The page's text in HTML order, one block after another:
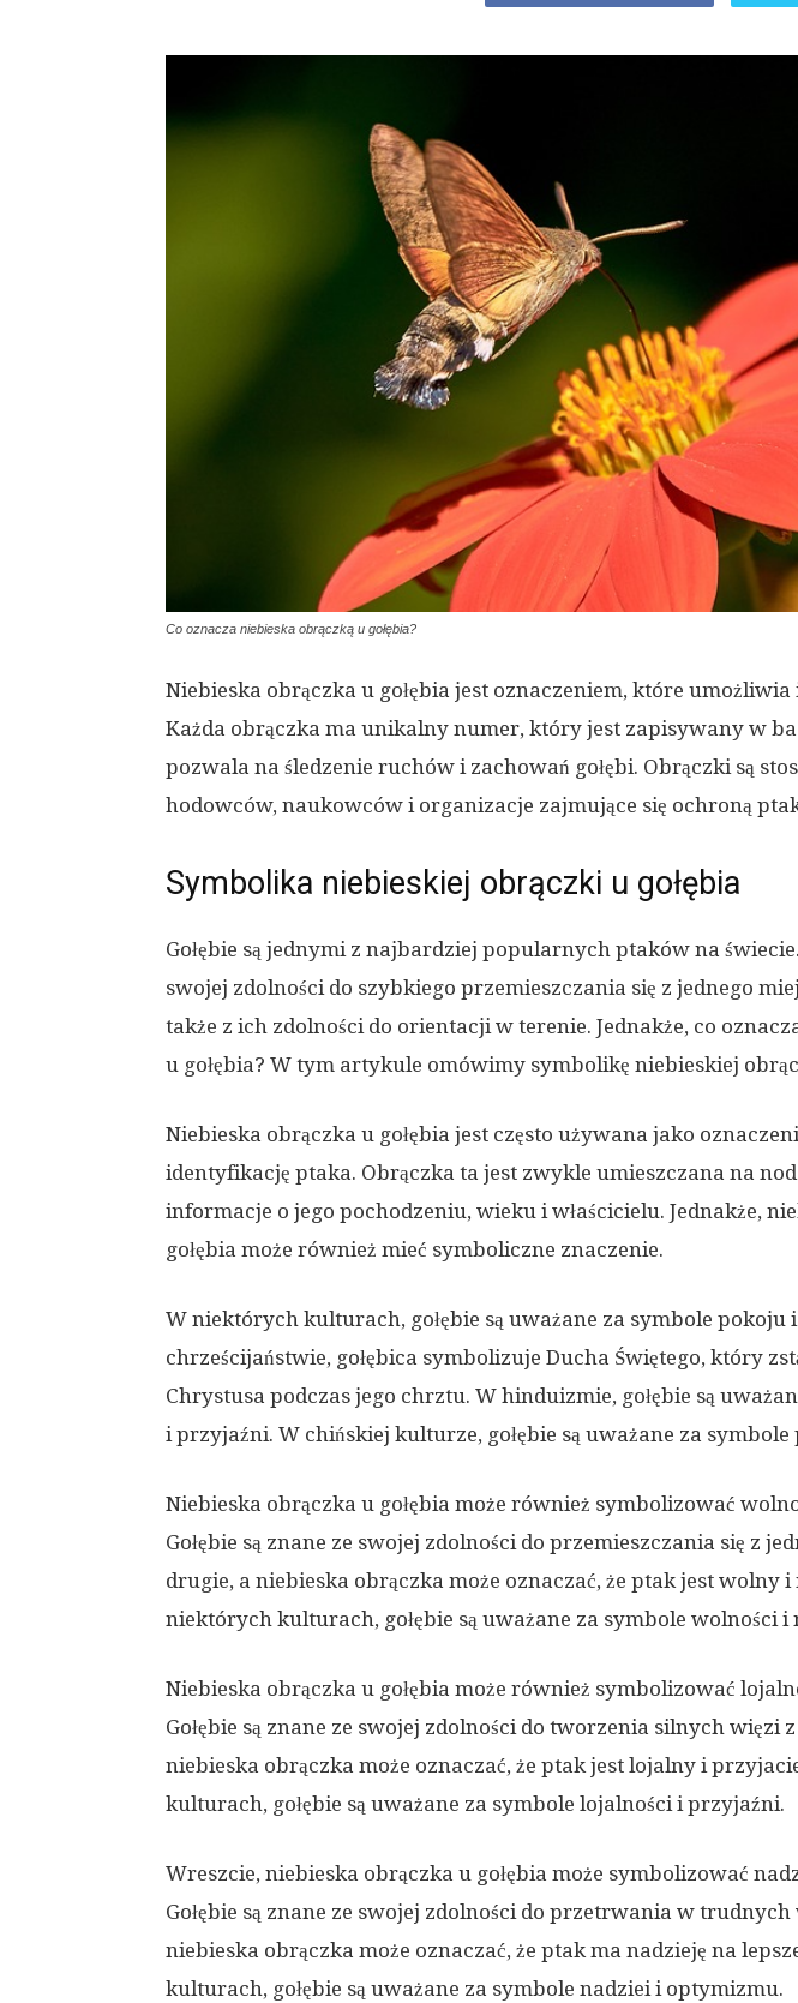
Co oznacza niebieska obrączką u gołębia?
Niebieska obrączka u gołębia jest oznaczeniem, które
Każda obrączka ma unikalny numer, który jest zapisywany w
pozwala na śledzenie ruchów i zachowań gołębi. Obrączki są
hodowców, naukowców i organizacje zajmujące się ochroną
Symbolika niebieskiej obrączki u gołębia
Gołębie są jednymi z najbardziej popularnych ptaków na
swojej zdolności do szybkiego przemieszczania się z jednego
także z ich zdolności do orientacji w terenie. Jednakże, co
u gołębia? W tym artykule omówimy symbolikę niebieskiej
Niebieska obrączka u gołębia jest często używana jako
identyfikację ptaka. Obrączka ta jest zwykle umieszczana na
informacje o jego pochodzeniu, wieku i właścicielu. Jednakże,
gołębia może również mieć symboliczne znaczenie.
W niektórych kulturach, gołębie są uważane za symbole pokoju i
chrześcijaństwie, gołębica symbolizuje Ducha Świętego, który
Chrystusa podczas jego chrztu. W hinduizmie, gołębie są
i przyjaźni. W chińskiej kulturze, gołębie są uważane za
Niebieska obrączka u gołębia może również symbolizować
Gołębie są znane ze swojej zdolności do przemieszczania się z
drugie, a niebieska obrączka może oznaczać, że ptak jest wolny i
niektórych kulturach, gołębie są uważane za symbole wolności i
Niebieska obrączka u gołębia może również symbolizować
Gołębie są znane ze swojej zdolności do tworzenia silnych więzi
niebieska obrączka może oznaczać, że ptak jest lojalny i
kulturach, gołębie są uważane za symbole lojalności i przyjaźni.
Wreszcie, niebieska obrączka u gołębia może symbolizować
Gołębie są znane ze swojej zdolności do przetrwania w
niebieska obrączka może oznaczać, że ptak ma nadzieję na
kulturach, gołębie są uważane za symbole nadziei i optymizmu.